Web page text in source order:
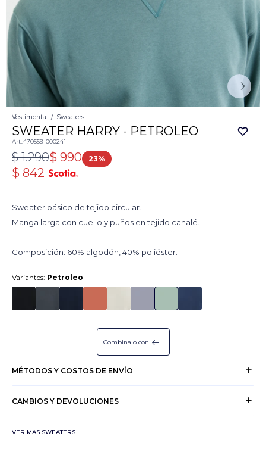
Vestimenta Sweaters
SWEATER HARRY - PETROLEO
470559-000241
$ 990
$ 1.290 23
$ 842
Sweater básico de tejido circular.
Manga larga con cuello y puños en tejido canalé.
Composición: 60% algodón, 40% poliéster.
Variantes: Petroleo
Combinalo con subdirectory_arrow_left
MÉTODOS Y COSTOS DE ENVÍO
CAMBIOS Y DEVOLUCIONES
VER MAS SWEATERS